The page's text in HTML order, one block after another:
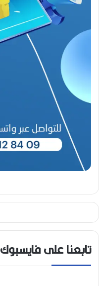
تابعنا على فايسبوك